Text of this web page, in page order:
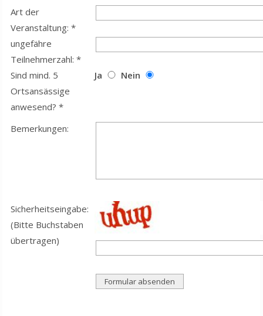
Art der
Veranstaltung: *
ungefähre
Teilnehmerzahl: *
Sind mind. 5
Ortsansässige
anwesend? *
Ja Nein
Bemerkungen:
Sicherheitseingabe:
(Bitte Buchstaben
übertragen)